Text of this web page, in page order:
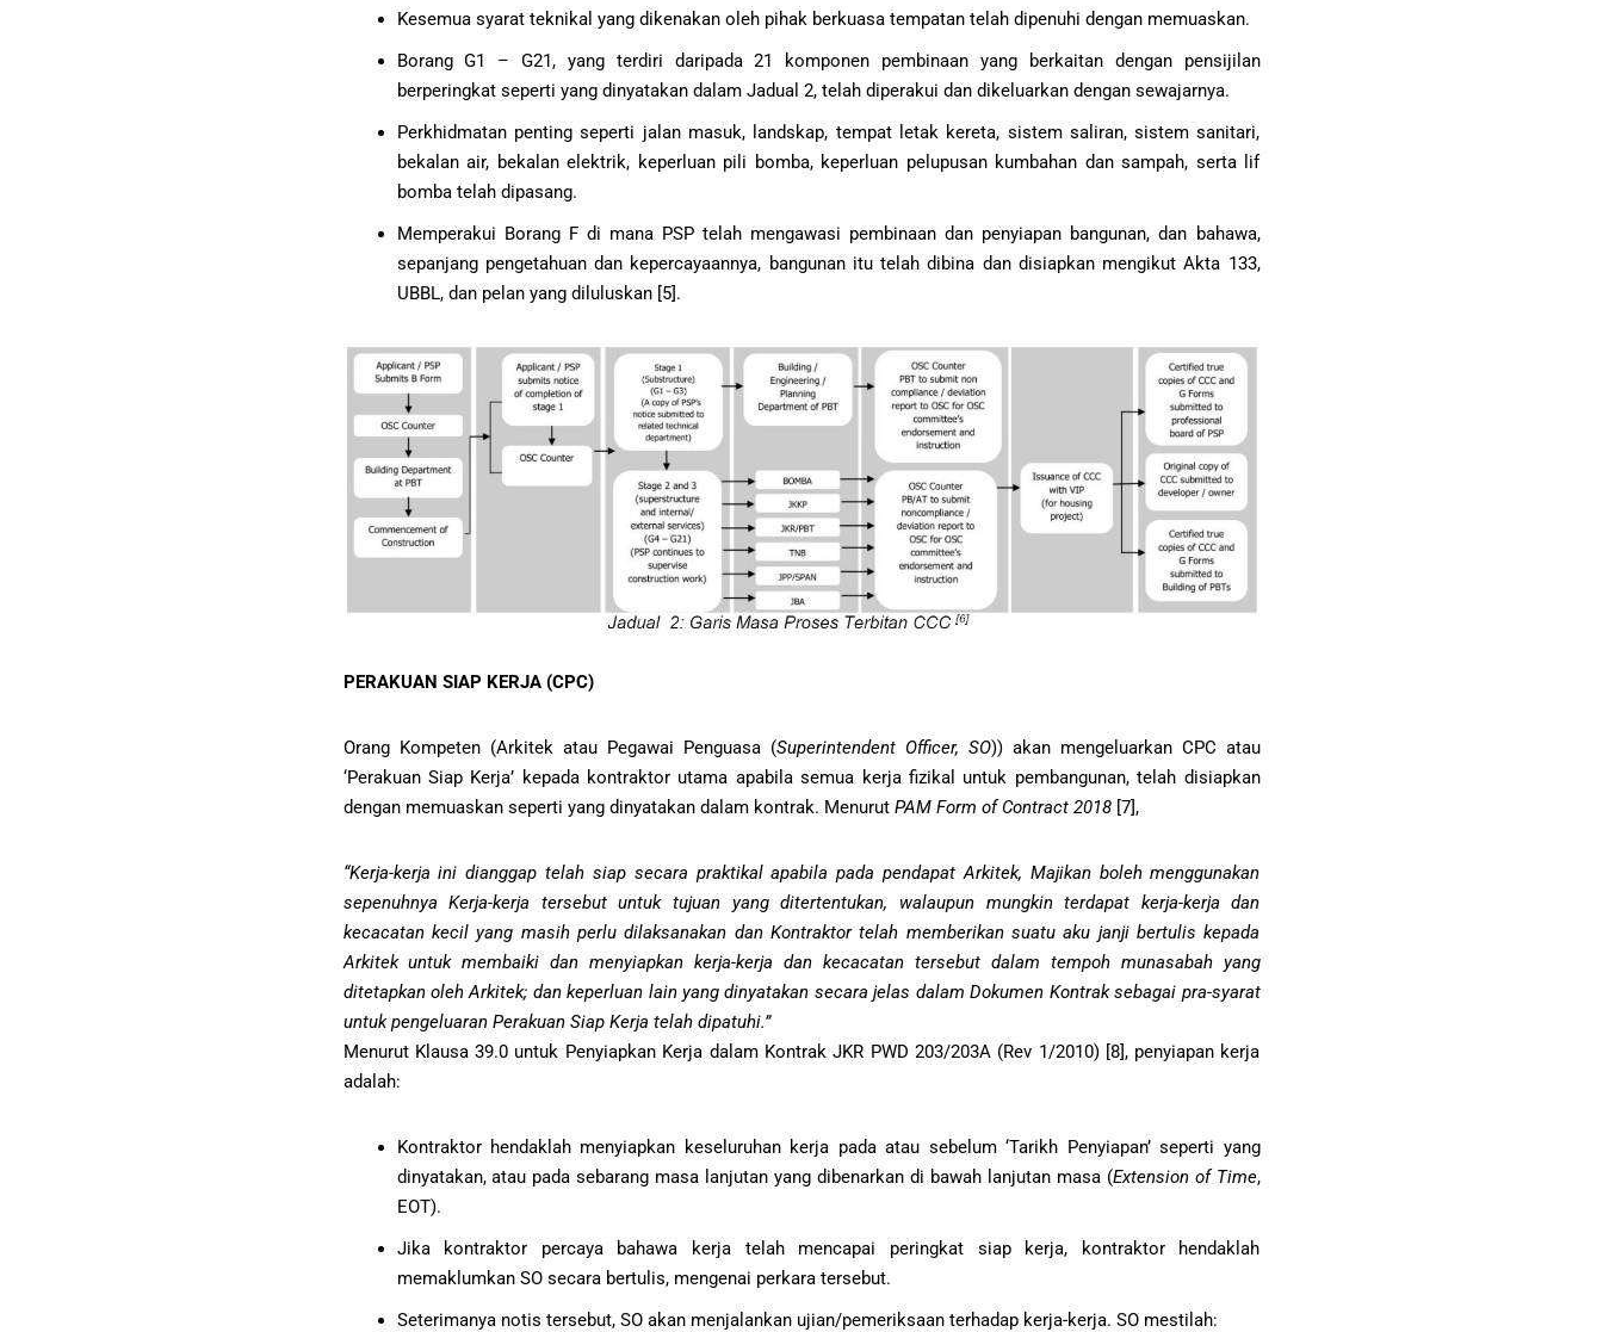
Kesemua syarat teknikal yang dikenakan oleh pihak berkuasa tempatan telah dipenuhi dengan memuaskan.
Borang G1 – G21, yang terdiri daripada 21 komponen pembinaan yang berkaitan dengan pensijilan
berperingkat seperti yang dinyatakan dalam Jadual 2, telah diperakui dan dikeluarkan dengan sewajarnya.
Perkhidmatan penting seperti jalan masuk, landskap, tempat letak kereta, sistem saliran, sistem sanitari,
bekalan air, bekalan elektrik, keperluan pili bomba, keperluan pelupusan kumbahan dan sampah, serta lif
bomba telah dipasang.
Memperakui Borang F di mana PSP telah mengawasi pembinaan dan penyiapan bangunan, dan bahawa,
sepanjang pengetahuan dan kepercayaannya, bangunan itu telah dibina dan disiapkan mengikut Akta 133,
UBBL, dan pelan yang diluluskan [5].
PERAKUAN SIAP KERJA (CPC)
Orang Kompeten (Arkitek atau Pegawai Penguasa (Superintendent Officer, SO)) akan mengeluarkan CPC atau
‘Perakuan Siap Kerja’ kepada kontraktor utama apabila semua kerja fizikal untuk pembangunan, telah disiapkan
dengan memuaskan seperti yang dinyatakan dalam kontrak. Menurut PAM Form of Contract 2018[7],
“Kerja-kerja ini dianggap telah siap secara praktikal apabila pada pendapat Arkitek, Majikan boleh menggunakan
sepenuhnya Kerja-kerja tersebut untuk tujuan yang ditertentukan, walaupun mungkin terdapat kerja-kerja dan
kecacatan kecil yang masih perlu dilaksanakan dan Kontraktor telah memberikan suatu aku janji bertulis kepada
Arkitek untuk membaiki dan menyiapkan kerja-kerja dan kecacatan tersebut dalam tempoh munasabah yang
ditetapkan oleh Arkitek; dan keperluan lain yang dinyatakan secara jelas dalam Dokumen Kontrak sebagai pra-syarat
untuk pengeluaran Perakuan Siap Kerja telah dipatuhi.”
Menurut Klausa 39.0 untuk Penyiapkan Kerja dalam Kontrak JKR PWD 203/203A (Rev 1/2010) [8], penyiapan kerja
adalah:
Kontraktor hendaklah menyiapkan keseluruhan kerja pada atau sebelum ‘Tarikh Penyiapan’ seperti yang
dinyatakan, atau pada sebarang masa lanjutan yang dibenarkan di bawah lanjutan masa (Extension of Time,
EOT).
Jika kontraktor percaya bahawa kerja telah mencapai peringkat siap kerja, kontraktor hendaklah
memaklumkan SO secara bertulis, mengenai perkara tersebut.
Seterimanya notis tersebut, SO akan menjalankan ujian/pemeriksaan terhadap kerja-kerja. SO mestilah: